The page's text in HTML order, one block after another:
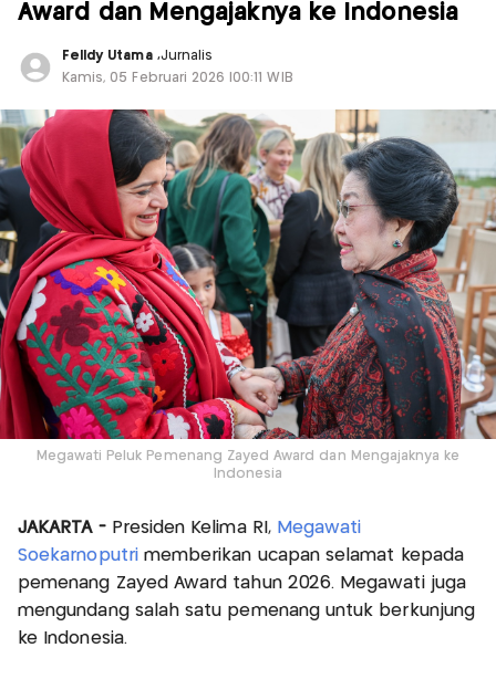
Award dan Mengajaknya ke Indonesia
Felldy Utama ,Jurnalis
Kamis, 05 Februari 2026 |00:11 WIB
Megawati Peluk Pemenang Zayed Award dan Mengajaknya ke
Indonesia
JAKARTA -Presiden Kelima RI, Megawati
Soekarnoputrimemberikan ucapan selamat kepada
pemenang Zayed Award tahun 2026. Megawati juga
mengundang salah satu pemenang untuk berkunjung
ke Indonesia.